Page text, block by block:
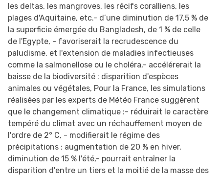
les deltas, les mangroves, les récifs coralliens, les
plages d'Aquitaine, etc.- d’une diminution de 17,5 % de
la superficie émergée du Bangladesh, de 1 % de celle
de l'Egypte, - favoriserait la recrudescence du
paludisme, et l'extension de maladies infectieuses
comme la salmonellose ou le choléra,- accélérerait la
baisse de la biodiversité : disparition d'espèces
animales ou végétales, Pour la France, les simulations
réalisées par les experts de Météo France suggèrent
que le changement climatique :- réduirait le caractère
tempéré du climat avec un réchauffement moyen de
l'ordre de 2° C, - modifierait le régime des
précipitations : augmentation de 20 % en hiver,
diminution de 15 % l'été,- pourrait entraîner la
disparition d'entre un tiers et la moitié de la masse des